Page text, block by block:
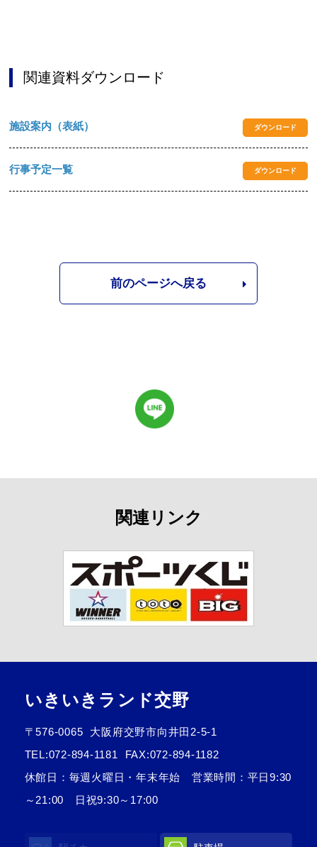
関連資料ダウンロード
施設案内（表紙） ダウンロード
行事予定一覧 ダウンロード
前のページへ戻る
関連リンク
いきいきランド交野
〒576-0065
大阪府交野市向井田2-5-1
TEL:072-894-1181
FAX:072-894-1182
休館日：毎週火曜日・年末年始 営業時間：平日9:30
～21:00 日祝9:30～17:00